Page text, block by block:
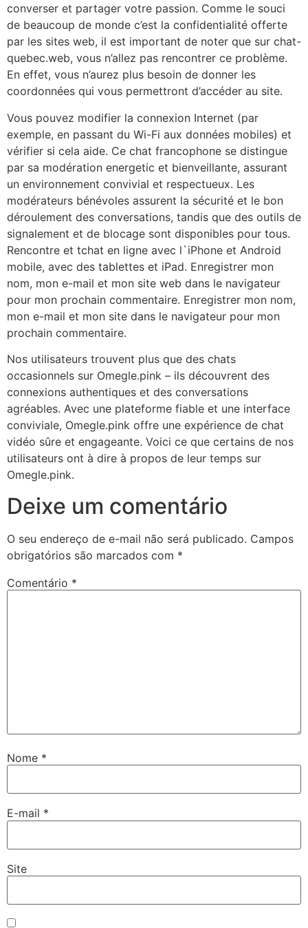
converser et partager votre passion. Comme le souci
de beaucoup de monde c’est la confidentialité offerte
par les sites web, il est important de noter que sur chat-
quebec.web, vous n’allez pas rencontrer ce problème.
En effet, vous n’aurez plus besoin de donner les
coordonnées qui vous permettront d’accéder au site.
Vous pouvez modifier la connexion Internet (par
exemple, en passant du Wi-Fi aux données mobiles) et
vérifier si cela aide. Ce chat francophone se distingue
par sa modération energetic et bienveillante, assurant
un environnement convivial et respectueux. Les
modérateurs bénévoles assurent la sécurité et le bon
déroulement des conversations, tandis que des outils de
signalement et de blocage sont disponibles pour tous.
Rencontre et tchat en ligne avec l`iPhone et Android
mobile, avec des tablettes et iPad. Enregistrer mon
nom, mon e-mail et mon site web dans le navigateur
pour mon prochain commentaire. Enregistrer mon nom,
mon e-mail et mon site dans le navigateur pour mon
prochain commentaire.
Nos utilisateurs trouvent plus que des chats
occasionnels sur Omegle.pink – ils découvrent des
connexions authentiques et des conversations
agréables. Avec une plateforme fiable et une interface
conviviale, Omegle.pink offre une expérience de chat
vidéo sûre et engageante. Voici ce que certains de nos
utilisateurs ont à dire à propos de leur temps sur
Omegle.pink.
Deixe um comentário
O seu endereço de e-mail não será publicado. Campos
obrigatórios são marcados com *
Comentário *
Nome *
E-mail *
Site